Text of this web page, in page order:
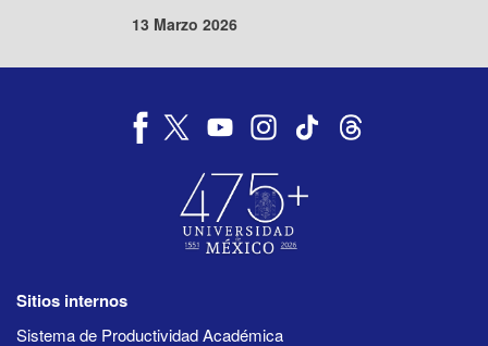
13 Marzo 2026
Sitios internos
Sistema de Productividad Académica